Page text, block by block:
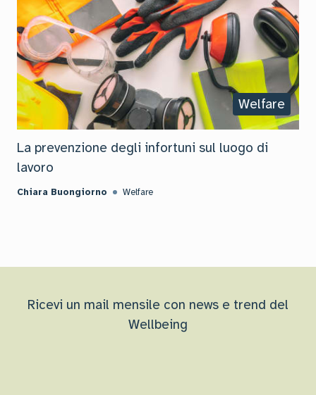
Welfare
La prevenzione degli infortuni sul luogo di
lavoro
Chiara Buongiorno Welfare
Ricevi un mail mensile con news e trend del
Wellbeing